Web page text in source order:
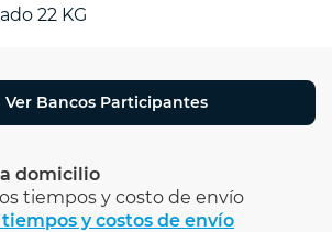
22 KG
Ver Bancos Participantes
domicilio
tiempos y costo de envío
y costos de envío